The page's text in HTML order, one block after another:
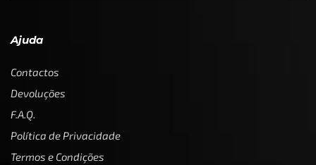
Ajuda
Contactos
Devoluções
F.A.Q.
Política de Privacidade
Termos e Condições